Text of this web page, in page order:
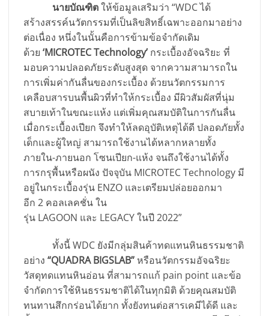
นายบัณฑิตให้ข้อมูลเสริมว่า “WDC ได้
สร้างสรรค์นวัตกรรมที่เป็นลิขสิทธิ์เฉพาะออกมาอย่าง
ต่อเนื่อง หนึ่งในนั้นคือการข้ามข้อจำกัดเดิม
ด้วย ‘MICROTEC Technology’ กระเบื้องอัจฉริยะ ที่
มอบความปลอดภัยระดับสูงสุด จากความสามารถใน
การเพิ่มค่ากันลื่นของกระเบื้อง ด้วยนวัตกรรมการ
เคลือบสารบนพื้นผิวที่ทำให้กระเบื้อง มีผิวสัมผัสที่นุ่ม
สบายเท้าในขณะแห้ง แต่เพิ่มคุณสมบัติในการกันลื่น
เมื่อกระเบื้องเปียก จึงทำให้ลดอุบัติเหตุได้ดี ปลอดภัยทั้ง
เด็กและผู้ใหญ่ สามารถใช้งานได้หลากหลายทั้ง
ภายใน-ภายนอก โซนเปียก-แห้ง จนถึงใช้งานได้ทั้ง
การกรุพื้นหรือผนัง ปัจจุบัน MICROTEC Technology มี
อยู่ในกระเบื้องรุ่น ENZO และเตรียมปล่อยออกมา
อีก 2 คอลเลคชั่น ใน
รุ่น LAGOON และ LEGACY ในปี 2022”
ทั้งนี้ WDC ยังมีกลุ่มสินค้าทดแทนหินธรรมชาติ
อย่าง “QUADRA BIGSLAB”หรือนวัตกรรมอัจฉริยะ
วัสดุทดแทนหินอ่อน ที่สามารถแก้ pain point และข้อ
จำกัดการใช้หินธรรมชาติได้ในทุกมิติ ด้วยคุณสมบัติ
ทนทานสึกกร่อนได้ยาก ทั้งยังทนต่อสารเคมีได้ดี และ